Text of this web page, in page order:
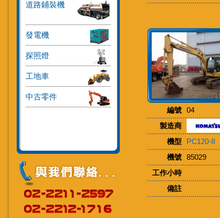
道路鋪裝機
發電機
探照燈
工地車
中古零件
編號
04
製造商
機型
PC120-8
機號
85029
工作小時
備註